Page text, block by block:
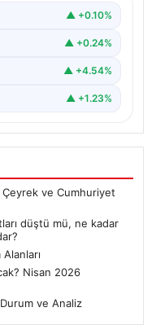
▲ +0.10%
▲ +0.24%
▲ +4.54%
▲ +1.23%
Çeyrek ve Cumhuriyet
düştü mü, ne kadar
Nisan 2026
ve Analiz